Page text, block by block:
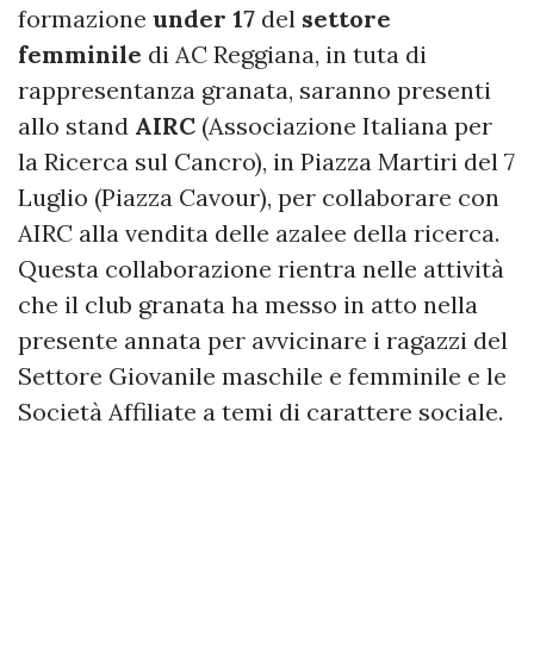
formazione under 17 del settore
femminile di AC Reggiana, in tuta di
rappresentanza granata, saranno presenti
allo stand AIRC (Associazione Italiana per
la Ricerca sul Cancro), in Piazza Martiri del 7
Luglio (Piazza Cavour), per collaborare con
AIRC alla vendita delle azalee della ricerca.
Questa collaborazione rientra nelle attività
che il club granata ha messo in atto nella
presente annata per avvicinare i ragazzi del
Settore Giovanile maschile e femminile e le
Società Affiliate a temi di carattere sociale.